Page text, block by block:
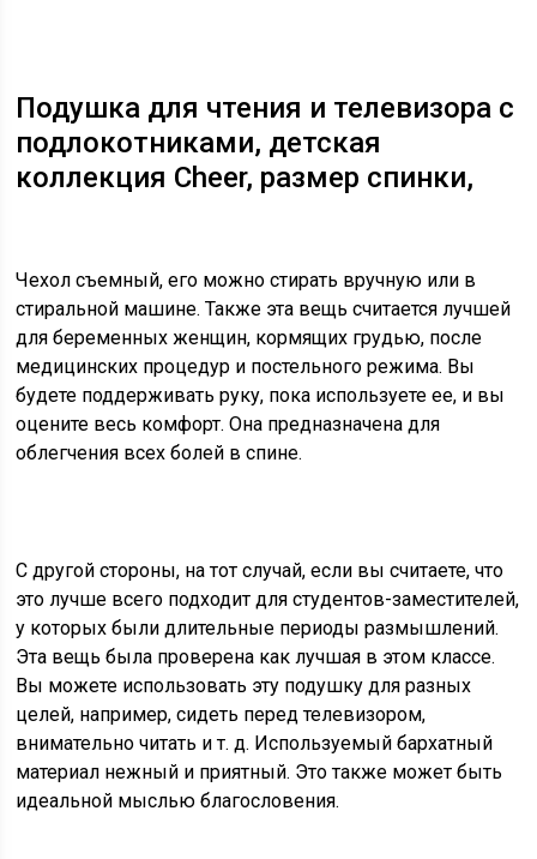
Подушка для чтения и телевизора с
подлокотниками, детская
коллекция Cheer, размер спинки,
Чехол съемный, его можно стирать вручную или в
стиральной машине. Также эта вещь считается лучшей
для беременных женщин, кормящих грудью, после
медицинских процедур и постельного режима. Вы
будете поддерживать руку, пока используете ее, и вы
оцените весь комфорт. Она предназначена для
облегчения всех болей в спине.
С другой стороны, на тот случай, если вы считаете, что
это лучше всего подходит для студентов-заместителей,
у которых были длительные периоды размышлений.
Эта вещь была проверена как лучшая в этом классе.
Вы можете использовать эту подушку для разных
целей, например, сидеть перед телевизором,
внимательно читать и т. д. Используемый бархатный
материал нежный и приятный. Это также может быть
идеальной мыслью благословения.